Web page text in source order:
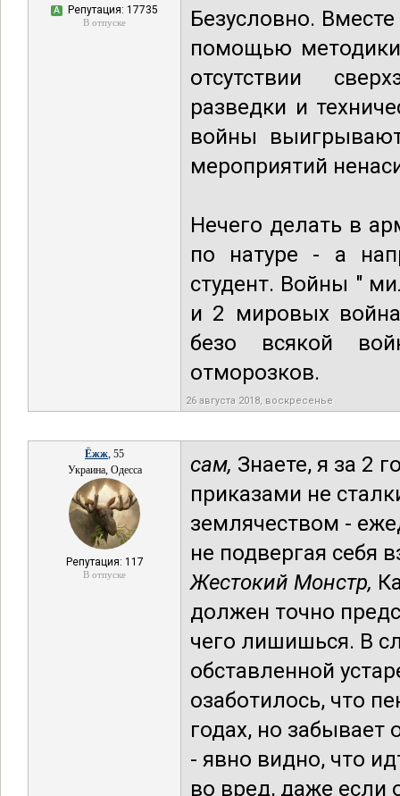
А Репутация: 17735
В отпуске
Безусловно.
помощью
отсутствии
разведки и
войны
мероприятий
Нечего делать в
по натуре - а
студент. Войны "
и 2 мировых
безо всякой
отморозков.
26 августа 2018, воскресенье
Ёжж, 55
Украина, Одесса
Репутация: 117
В отпуске
сам, Знаете, я за 2
приказами не
землячеством -
не подвергая себя
Жестокий Монстр,
должен точно
чего лишишься. В
обставленной
озаботилось, что
годах, но забывает
- явно видно, что
во вред, даже если